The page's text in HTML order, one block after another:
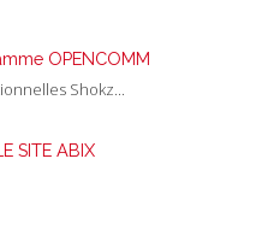
OPENCOMM
Shokz...
SITE ABIX